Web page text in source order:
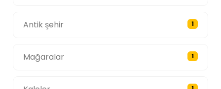
Antik şehir 1
Mağaralar 1